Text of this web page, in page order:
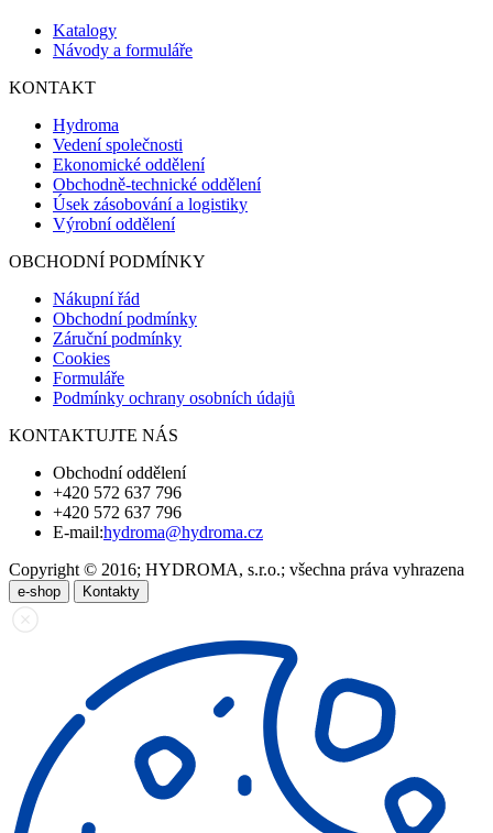
Katalogy
Návody a formuláře
KONTAKT
Hydroma
Vedení společnosti
Ekonomické oddělení
Obchodně-technické oddělení
Úsek zásobování a logistiky
Výrobní oddělení
OBCHODNÍ PODMÍNKY
Nákupní řád
Obchodní podmínky
Záruční podmínky
Cookies
Formuláře
Podmínky ochrany osobních údajů
KONTAKTUJTE NÁS
Obchodní oddělení
+420 572 637 796
+420 572 637 796
E-mail:hydroma@hydroma.cz
Copyright © 2016; HYDROMA, s.r.o.; všechna práva vyhrazena
e-shop Kontakty